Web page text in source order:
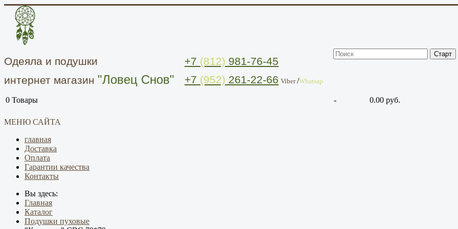
Одеяла и подушки
интернет магазин "Ловец Снов"
+7 (812) 981-76-45
+7 (952) 261-22-66 Viber/Whatsap
0 Товары -
0.00 руб.
МЕНЮ САЙТА
главная
Доставка
Оплата
Гарантии качества
Контакты
Вы здесь:
Главная
Каталог
Подушки пуховые